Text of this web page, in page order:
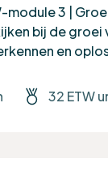
module 3 |
bij de groei
en
32 ETW